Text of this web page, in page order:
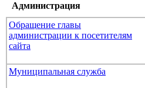
Администрация
Обращение главы
администрации к посетителям
сайта
Муниципальная служба